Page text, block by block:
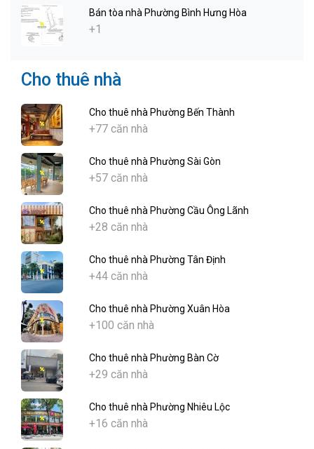
Bán tòa nhà Phường Bình Hưng Hòa
+1
Cho thuê nhà
Cho thuê nhà Phường Bến Thành
+77 căn nhà
Cho thuê nhà Phường Sài Gòn
+57 căn nhà
Cho thuê nhà Phường Cầu Ông Lãnh
+28 căn nhà
Cho thuê nhà Phường Tân Định
+44 căn nhà
Cho thuê nhà Phường Xuân Hòa
+100 căn nhà
Cho thuê nhà Phường Bàn Cờ
+29 căn nhà
Cho thuê nhà Phường Nhiêu Lộc
+16 căn nhà